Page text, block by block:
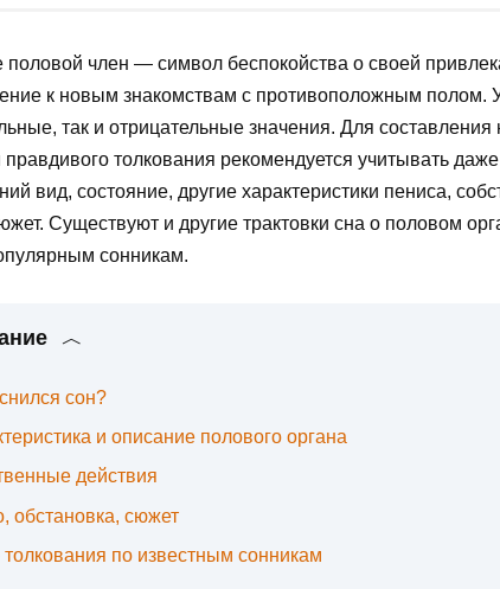
половой член — символ беспокойства о своей
к новым знакомствам с противоположным полом.
так и отрицательные значения. Для составления
правдивого толкования рекомендуется учитывать
вид, состояние, другие характеристики пениса,
Существуют и другие трактовки сна о половом
сонникам.
сон?
и описание полового органа
действия
обстановка, сюжет
по известным сонникам